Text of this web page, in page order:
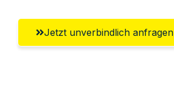
Jetzt unverbindlich anfragen